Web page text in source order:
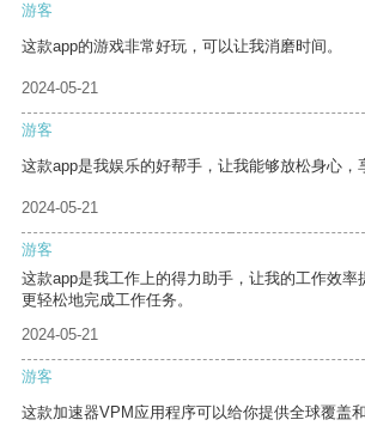
游客
这款app的游戏非常好玩，可以让我消磨时间。
2024-05-21
游客
这款app是我娱乐的好帮手，让我能够放松身心，
2024-05-21
游客
这款app是我工作上的得力助手，让我的工作效率
更轻松地完成工作任务。
2024-05-21
游客
这款加速器VPM应用程序可以给你提供全球覆盖